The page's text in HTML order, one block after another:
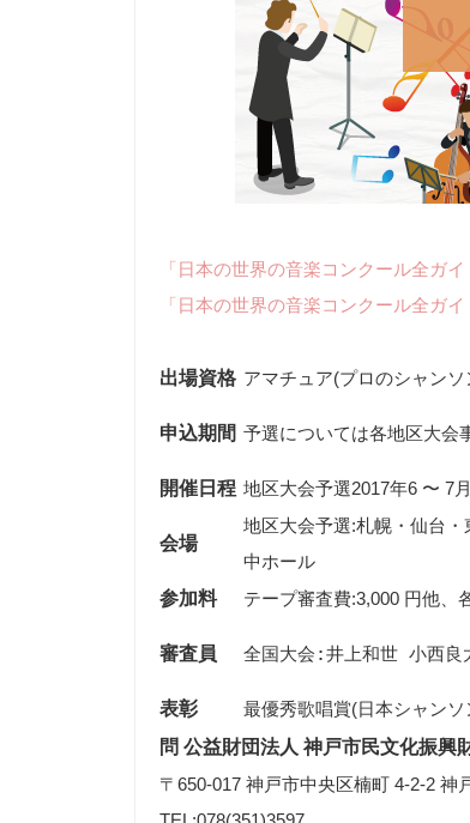
「日本の世界の音楽コンクール全ガ
「日本の世界の音楽コンクール全ガ
出場資格 アマチュア(プロのシャン
申込期間
開催日程 地区大会予選2017年6 〜 7
会場
地区大会予選:札幌・仙台・
中ホール
参加料
テープ審査費:3,000 円他、
審査員
表彰
最優秀歌唱賞(日本シャン
問 公益財団法人 神戸市民文化振興
〒650-017 神戸市中央区楠町 4-2-2 神